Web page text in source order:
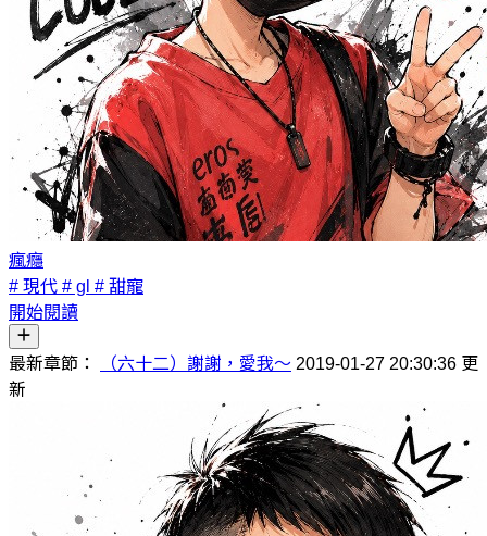
瘋癮
# 現代 # gl # 甜寵
開始閱讀
最新章節： （六十二）謝謝，愛我～ 2019-01-27 20:30:36 更
新